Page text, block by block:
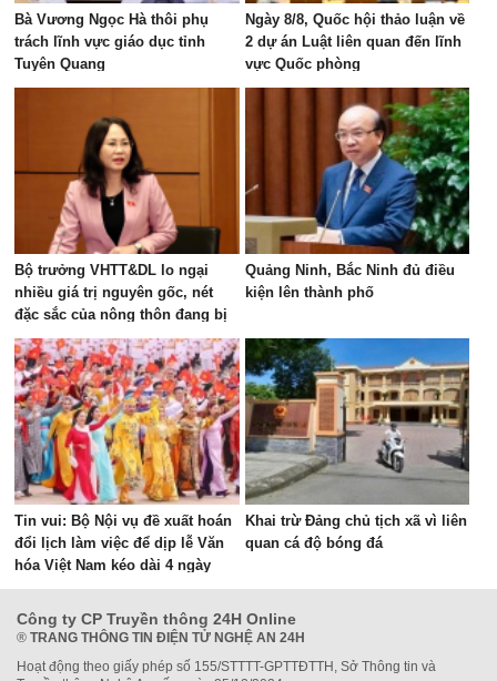
Bà Vương Ngọc Hà thôi phụ
trách lĩnh vực giáo dục tỉnh
Tuyên Quang
Ngày 8/8, Quốc hội thảo luận về
2 dự án Luật liên quan đến lĩnh
vực Quốc phòng
Bộ trưởng VHTT&DL lo ngại
nhiều giá trị nguyên gốc, nét
đặc sắc của nông thôn đang bị
"bê tông hóa"
Quảng Ninh, Bắc Ninh đủ điều
kiện lên thành phố
Tin vui: Bộ Nội vụ đề xuất hoán
đổi lịch làm việc để dịp lễ Văn
hóa Việt Nam kéo dài 4 ngày
Khai trừ Đảng chủ tịch xã vì liên
quan cá độ bóng đá
Công ty CP Truyền thông 24H Online
® TRANG THÔNG TIN ĐIỆN TỬ NGHỆ AN 24H
Hoạt động theo giấy phép số 155/STTTT-GPTTĐTTH, Sở Thông tin và